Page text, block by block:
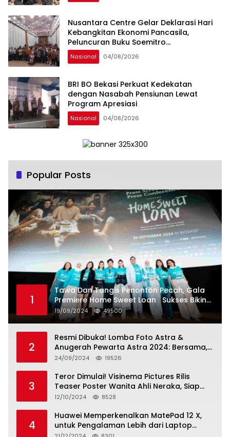
Nusantara Centre Gelar Deklarasi Hari
Kebangkitan Ekonomi Pancasila,
Peluncuran Buku Soemitro
Djojohadikusumo Anti Penjajahan
(Pergolakan Ekonomi Politik Indonesia) &
Undang Perekonomian Nasional dan
Kesejahteraan Sosial dalam Menata
Bangsa Menuju Indonesia Emas 2045”,
Nasional 04/08/2026
BRI BO Bekasi Perkuat Kedekatan
dengan Nasabah Pensiunan Lewat
Program Apresiasi
Nasional 04/08/2026
Popular Posts
1
Tawa Dan Tangis Penonton Pecah, Gala
Premiere Home Sweet Loan Sukses Bikin
Penonton Lihat Diri Sendiri di Layar
19/09/2024 49500
2
Resmi Dibuka! Lomba Foto Astra &
Anugerah Pewarta Astra 2024: Bersama,
Berkarya, Berkelanjutan
24/09/2024 19526
3
Teror Dimulai! Visinema Pictures Rilis
Teaser Poster Wanita Ahli Neraka, Siap
Tayang di Bioskop 14 November 2024
12/10/2024 8528
4
Huawei Memperkenalkan MatePad 12 X,
untuk Pengalaman Lebih dari Laptop